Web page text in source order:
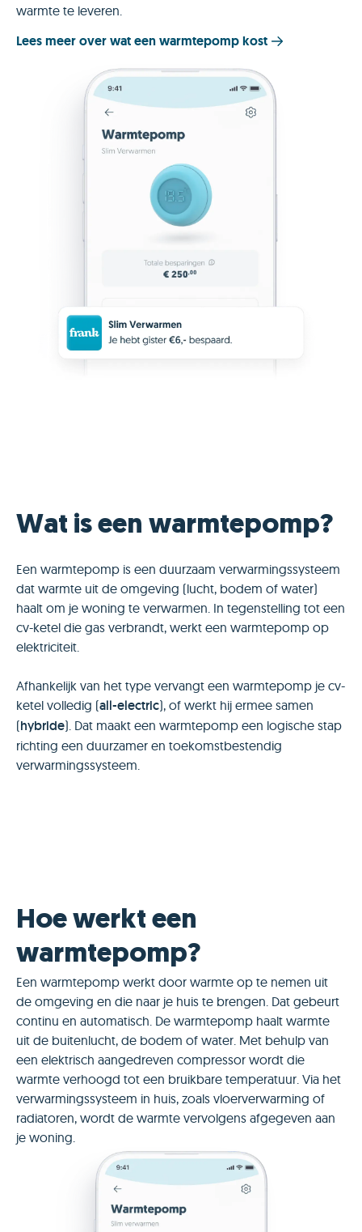
warmte te leveren.
Lees meer over wat een warmtepomp kost
Wat is een warmtepomp?
Een warmtepomp is een duurzaam verwarmingssysteem
dat warmte uit de omgeving (lucht, bodem of water)
haalt om je woning te verwarmen. In tegenstelling tot een
cv-ketel die gas verbrandt, werkt een warmtepomp op
elektriciteit.
Afhankelijk van het type vervangt een warmtepomp je cv-
ketel volledig (all-electric), of werkt hij ermee samen
(hybride). Dat maakt een warmtepomp een logische stap
richting een duurzamer en toekomstbestendig
verwarmingssysteem.
Hoe werkt een
warmtepomp?
Een warmtepomp werkt door warmte op te nemen uit
de omgeving en die naar je huis te brengen. Dat gebeurt
continu en automatisch. De warmtepomp haalt warmte
uit de buitenlucht, de bodem of water. Met behulp van
een elektrisch aangedreven compressor wordt die
warmte verhoogd tot een bruikbare temperatuur. Via het
verwarmingssysteem in huis, zoals vloerverwarming of
radiatoren, wordt de warmte vervolgens afgegeven aan
je woning.